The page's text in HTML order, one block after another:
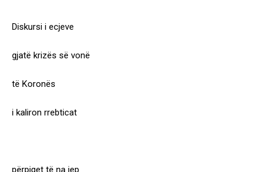
Diskursi i ecjeve
gjatë krizës së vonë
të Koronës
i kaliron rrebticat
përpiqet të na jep